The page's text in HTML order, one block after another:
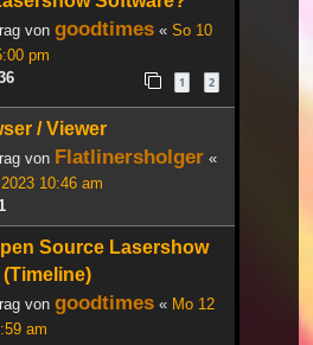
von goodtimes « So 10
pm
1 2
/ Viewer
von Flatlinersholger «
10:46 am
1
Source Lasershow
von goodtimes « Mo 12
am